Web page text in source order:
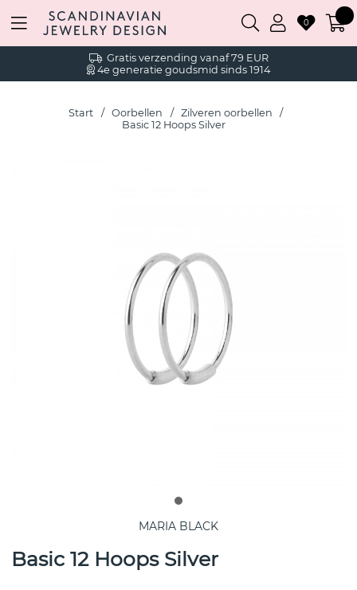
Gratis verzending vanaf 79 EUR
4e generatie goudsmid sinds 1914
0
Start Oorbellen
Zilveren oorbellen
Basic 12 Hoops Silver
MARIA BLACK
Basic 12 Hoops Silver